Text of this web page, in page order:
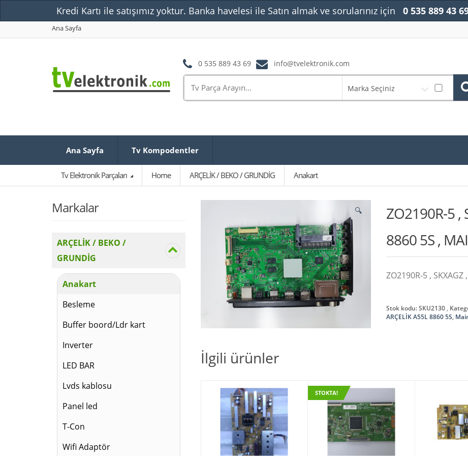
Ana Sayfa
0 535 889 43 69 info@tvelektronik.com
Marka Seçiniz
Ana Sayfa Tv Kompodentler
Tv Elektronik Parçaları Home ARÇELİK / BEKO / GRUNDİG Anakart
🔍
ZO2190R-5 ,
8860 5S ,
ZO2190R-5 , SKXAGZ
Stok kodu:SKU2130
ARÇELİK A55L 8860 5S,
İlgili ürünler
STOKTA!
Markalar
ARÇELİK / BEKO /
GRUNDİG
Anakart
Besleme
Buffer boord/Ldr kart
Inverter
LED BAR
Lvds kablosu
Panel led
T-Con
Wifi Adaptör
Kredi Kartı ile satışımız yoktur. Banka havelesi ile Satın almak ve sorularınız için 0 535 889 43